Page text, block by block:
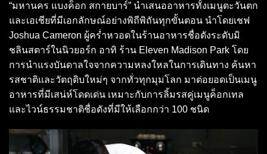
“มหานคร แบงค็อก สกายบาร์” นำเสนออาหารทั้งเมนูตะวันตก
และเอเชียที่มีเอกลักษณ์อย่างพิถีพิถันทุกขั้นตอน นำโดยเชฟ
Joshua Cameron ผู้คร่ำหวอดในร้านอาหารชื่อดังระดับมิ
ชลินสตาร์ในนิวยอร์ก อาทิ ร้าน Eleven Madison Park โดย
การนำแรงบันดาลใจจากความหลงใหลในการเดินทาง ค้นหา
รสชาติและวัตถุดิบใหม่ๆ จากทั่วทุกมุมโลก มาต่อยอดเป็นเมนู
อาหารที่มีเสน่ห์โดดเด่น เหมาะกับการลิ้มรสคู่เมนูค็อกเทล
และไวน์ธรรมชาติชื่อดังที่มีให้เลือกกว่า 100 ชนิด